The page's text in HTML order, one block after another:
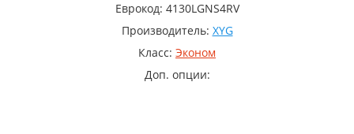
Еврокод: 4130LGNS4RV
Производитель: XYG
Класс: Эконом
Доп. опции: